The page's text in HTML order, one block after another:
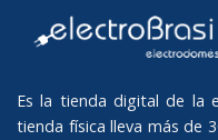
Es la tienda digital de la
tienda física lleva más de